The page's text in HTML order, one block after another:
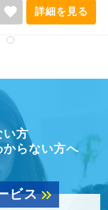
favorite 詳細を見る
い方
からない方へ
ビスkeyboard_double_arrow_right